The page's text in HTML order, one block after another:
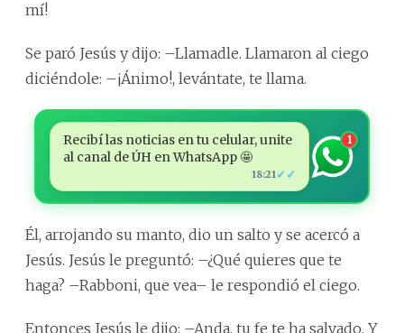
mí!
Se paró Jesús y dijo: –Llamadle. Llamaron al ciego
diciéndole: –¡Ánimo!, levántate, te llama.
Recibí las noticias en tu celular, unite
al canal de ÚH en WhatsApp 🤩
18:21✓✓
1
Él, arrojando su manto, dio un salto y se acercó a
Jesús. Jesús le preguntó: –¿Qué quieres que te
haga? –Rabboni, que vea– le respondió el ciego.
Entonces Jesús le dijo: –Anda, tu fe te ha salvado. Y